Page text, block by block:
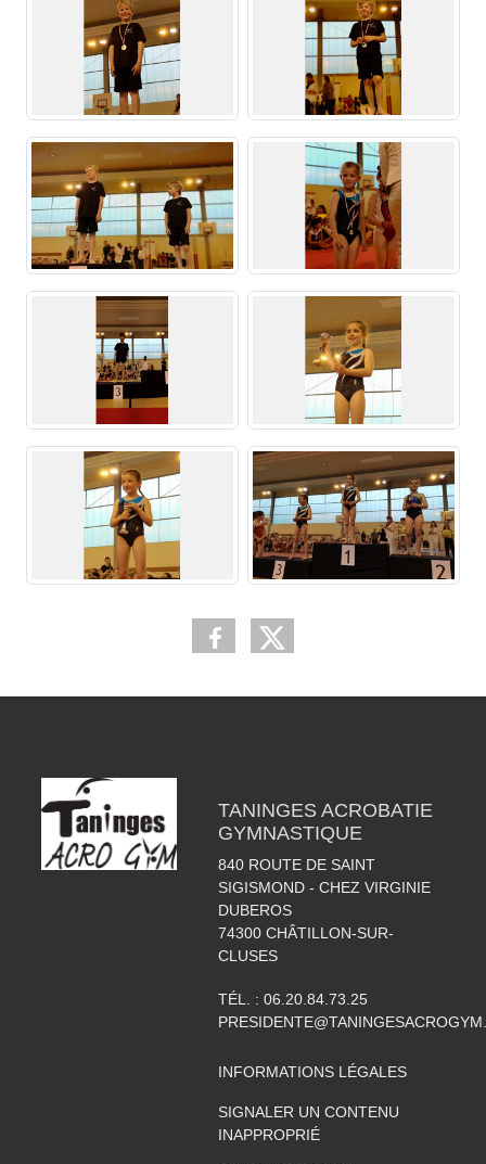
TANINGES ACROBATIE
GYMNASTIQUE
840 ROUTE DE SAINT
SIGISMOND - CHEZ VIRGINIE
DUBEROS
74300 CHÂTILLON-SUR-
CLUSES
TÉL. : 06.20.84.73.25
INFORMATIONS LÉGALES
SIGNALER UN CONTENU
INAPPROPRIÉ